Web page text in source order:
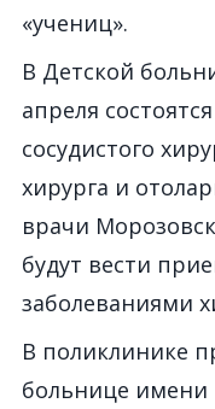
«учениц».
В Детской
апреля
сосудистого
хирурга и
врачи
будут вести
заболеваниями
В поликлинике
больнице имени